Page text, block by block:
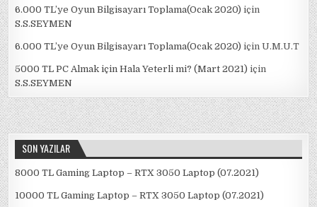
6.000 TL’ye Oyun Bilgisayarı Toplama(Ocak 2020) için
S.S.SEYMEN
6.000 TL’ye Oyun Bilgisayarı Toplama(Ocak 2020) içinU.M.U.T
5000 TL PC Almak için Hala Yeterli mi? (Mart 2021) için
S.S.SEYMEN
SON YAZILAR
8000 TL Gaming Laptop – RTX 3050 Laptop (07.2021)
10000 TL Gaming Laptop – RTX 3050 Laptop (07.2021)